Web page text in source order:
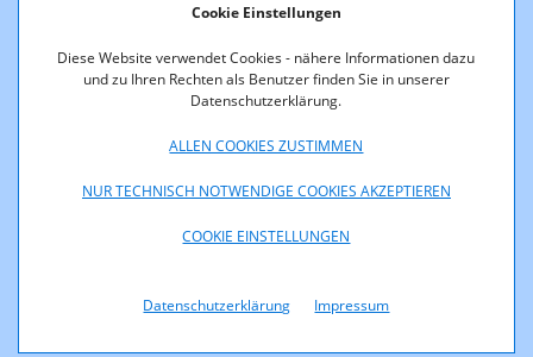
Cookie Einstellungen
Diese Website verwendet Cookies - nähere Informationen dazu
und zu Ihren Rechten als Benutzer finden Sie in unserer
Datenschutzerklärung.
ALLEN COOKIES ZUSTIMMEN
NUR TECHNISCH NOTWENDIGE COOKIES AKZEPTIEREN
COOKIE EINSTELLUNGEN
Datenschutzerklärung Impressum
das durch Online-Werbung entstehende Betrugsökosystem
auf Meta-Plattformen strukturiert? Welche Betrugsschemata
lassen sich identifizieren? Welche Rolle spielen Plattformen
sowie regulatorische Rahmenbedingungen wie der Digital
dabei um ein systemisches Risiko?
des Betrugsökosystems auf Meta-Plattformen“
Struktur und Funktionsweise betrügerischer Werbeanzeigen